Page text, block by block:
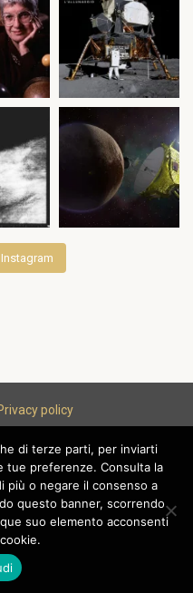
policy
di terze parti, per inviarti
tue preferenze. Consulta la
più o negare il consenso a
questo banner, scorrendo
suo elemento acconsenti